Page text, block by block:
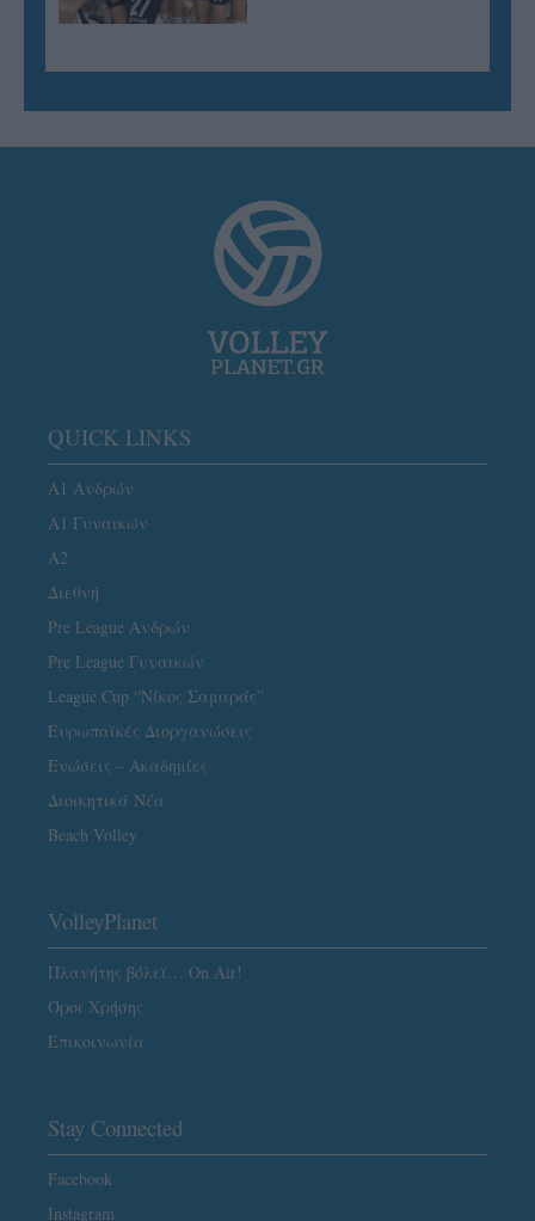
QUICK LINKS
Α1 Ανδρών
Α1 Γυναικών
A2
Διεθνή
Pre League Ανδρών
Pre League Γυναικών
League Cup “Νίκος Σαμαράς”
Ευρωπαϊκές Διοργανώσεις
Ενώσεις – Ακαδημίες
Διοικητικά Νέα
Beach Volley
VolleyPlanet
Πλανήτης βόλεϊ… On Air!
Όροι Χρήσης
Επικοινωνία
Stay Connected
Facebook
Instagram